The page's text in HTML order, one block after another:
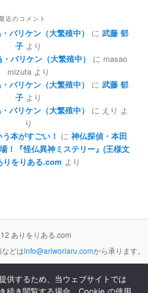
近のコメント
バリケン（大繁殖中） に 武藤 郁
子 より
バリケン（大繁殖中）
に masao
mizuta より
バリケン（大繁殖中）
に 武藤 郁
子 より
バリケン（大繁殖中）
に えり よ
り
本がすごい！ に 神仏探偵・本田
！『怪仏異神ミステリー』(王様文
りをりある.com より
ありをりある.com
どはinfo@ariworiaru.comから承ります。
供するため、当ウェブサイトでは